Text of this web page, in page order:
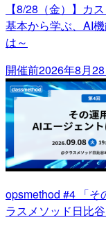
【8/28（金）】カ
基本から学ぶ、AI
は～
開催前2026年8月
opsmethod #4 「そ
ラスメソッド日比